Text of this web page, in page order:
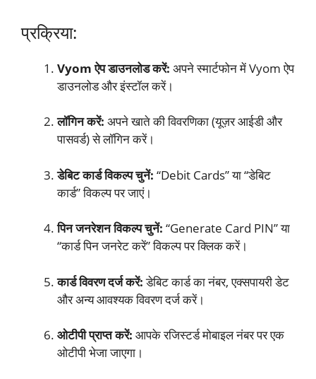
प्रक्रिया:
Vyom ऐप डाउनलोड करें: अपने स्मार्टफोन में Vyom ऐप
डाउनलोड और इंस्टॉल करें।
लॉगिन करें: अपने खाते की विवरणिका (यूज़र आईडी और
पासवर्ड) से लॉगिन करें।
डेबिट कार्ड विकल्प चुनें: “Debit Cards” या “डेबिट
कार्ड” विकल्प पर जाएं।
पिन जनरेशन विकल्प चुनें: “Generate Card PIN” या
“कार्ड पिन जनरेट करें” विकल्प पर क्लिक करें।
कार्ड विवरण दर्ज करें:डेबिट कार्ड का नंबर, एक्सपायरी डेट
और अन्य आवश्यक विवरण दर्ज करें।
ओटीपी प्राप्त करें: आपके रजिस्टर्ड मोबाइल नंबर पर एक
ओटीपी भेजा जाएगा।